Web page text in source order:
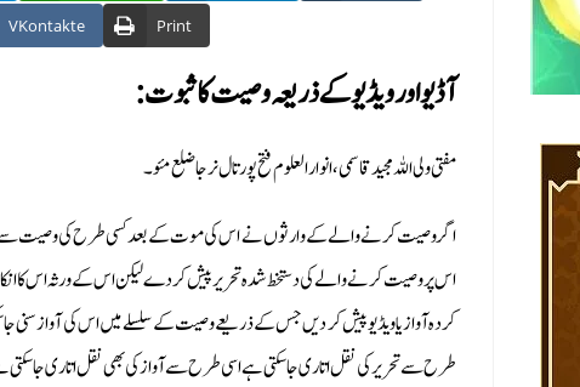
VKontakte Print
آڈیو اور ویڈیو کےذریعہ وصیت کا ثبوت :
مفتی ولی اللہ مجید قاسمی، انوار العلوم فتح پور تال نرجا ضلع مئو۔
اگر وصیت کرنے والے کے وارثوں نے اس کی موت کے بعد کسی طرح کی وصیت سے
اس پر وصیت کرنے والے کی دستخط شدہ تحریر پیش کر دے لیکن اس کے ورثہ اس کا
کردہ آواز یا ویڈیو پیش کر دیں جس کے ذریعے وصیت کے سلسلے میں اس کی آواز سنی جا
طرح سے تحریر کی نقل اتاری جا سکتی ہے اسی طرح سے آواز کی بھی نقل اتاری جا سکتی